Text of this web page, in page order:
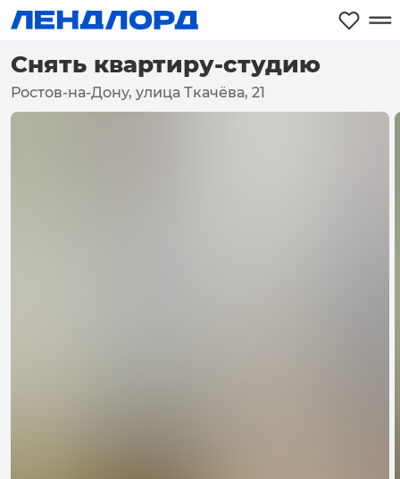
Снять квартиру-студию
Ростов-на-Дону, улица Ткачёва, 21